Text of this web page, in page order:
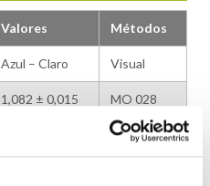
Valores Métodos
Azul – Claro Visual
1,082 ± 0,015 MO 028
MO 011